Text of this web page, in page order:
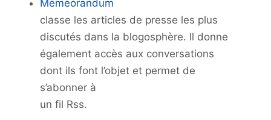
Memeorandum
classe les articles de presse les plus
discutés dans la blogosphère. Il donne
également accès aux conversations
dont ils font l’objet et permet de
s’abonner à
un fil Rss.